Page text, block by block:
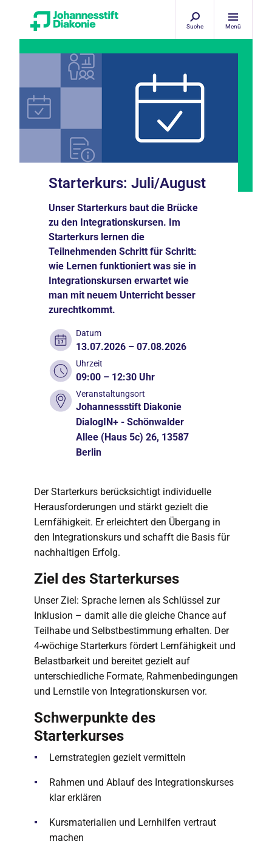
Suche Menü
Starterkurs: Juli/August
Unser Starterkurs baut die Brücke
zu den Integrationskursen. Im
Starterkurs lernen die
Teilnehmenden Schritt für Schritt:
wie Lernen funktioniert was sie in
Integrationskursen erwartet wie
man mit neuem Unterricht besser
zurechtkommt.
Datum
13.07.2026 – 07.08.2026
Uhrzeit
09:00 – 12:30 Uhr
Veranstaltungsort
Johannessstift Diakonie
DialogIN+ - Schönwalder
Allee (Haus 5c) 26, 13587
Berlin
Der Starterkurs berücksichtigt individuelle
Herausforderungen und stärkt gezielt die
Lernfähigkeit. Er erleichtert den Übergang in
den Integrationskurs und schafft die Basis für
nachhaltigen Erfolg.
Ziel des Starterkurses
Unser Ziel: Sprache lernen als Schlüssel zur
Inklusion – damit alle die gleiche Chance auf
Teilhabe und Selbstbestimmung erhalten. Der
4-wöchige Starterkurs fördert Lernfähigkeit und
Belastbarkeit und bereitet gezielt auf
unterschiedliche Formate, Rahmenbedingungen
und Lernstile von Integrationskursen vor.
Schwerpunkte des
Starterkurses
Lernstrategien gezielt vermitteln
Rahmen und Ablauf des Integrationskurses
klar erklären
Kursmaterialien und Lernhilfen vertraut
machen